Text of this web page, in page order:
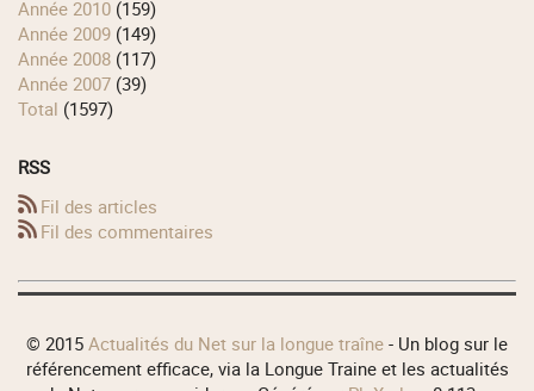
année 2010 (159)
année 2009 (149)
année 2008 (117)
année 2007 (39)
total (1597)
RSS
Fil des articles
Fil des commentaires
© 2015 Actualités du Net sur la longue traîne - Un blog sur le
référencement efficace, via la Longue Traine et les actualités